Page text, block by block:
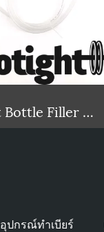
Duotight Bottle Filler Beer Gun
อุปกรณ์ทำเบียร์